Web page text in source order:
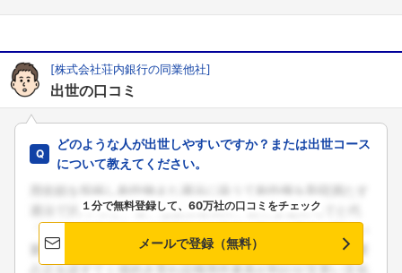
[株式会社荘内銀行の同業他社]
出世の口コミ
どのような人が出世しやすいですか？または出世コース
について教えてください。
１分で無料登録して、60万社の口コミをチェック
メールで登録（無料）